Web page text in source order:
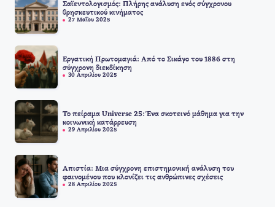
Σαϊεντολογισμός: Πλήρης ανάλυση ενός σύγχρονου
θρησκευτικού κινήματος
27 Μαΐου 2025
Εργατική Πρωτομαγιά: Από το Σικάγο του 1886 στη
σύγχρονη διεκδίκηση
30 Απριλίου 2025
Το πείραμα Universe 25: Ένα σκοτεινό μάθημα για την
κοινωνική κατάρρευση
29 Απριλίου 2025
Απιστία: Μια σύγχρονη επιστημονική ανάλυση του
φαινομένου που κλονίζει τις ανθρώπινες σχέσεις
28 Απριλίου 2025